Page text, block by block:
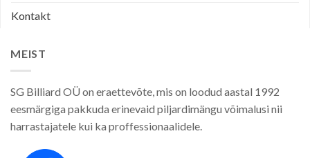
Kontakt
MEIST
SG Billiard OÜ on eraettevõte, mis on loodud aastal 1992
eesmärgiga pakkuda erinevaid piljardimängu võimalusi nii
harrastajatele kui ka proffessionaalidele.